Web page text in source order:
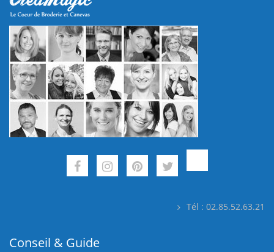
Tél : 02.85.52.63.21
Conseil & Guide